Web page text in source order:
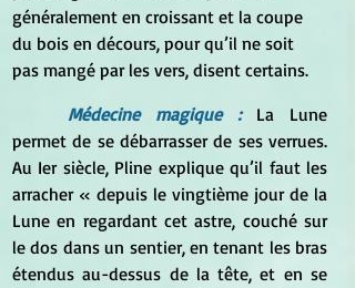
généralement en croissant et la coupe
du bois en décours, pour qu’il ne soit
pas mangé par les vers, disent certains.
Médecine magique : La Lune
permet de se débarrasser de ses verrues.
Au Ier siècle, Pline explique qu’il faut les
arracher « depuis le vingtième jour de la
Lune en regardant cet astre, couché sur
le dos dans un sentier, en tenant les bras
étendus au-dessus de la tête, et en se